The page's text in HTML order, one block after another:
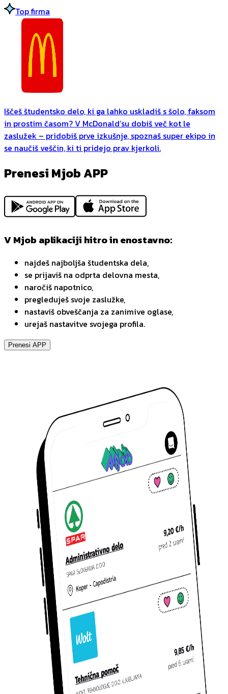
Top firma
Iščeš študentsko delo, ki ga lahko uskladiš s šolo, faksom
in prostim časom? V McDonald’su dobiš več kot le
zaslužek – pridobiš prve izkušnje, spoznaš super ekipo in
se naučiš veščin, ki ti pridejo prav kjerkoli.
Prenesi Mjob APP
V Mjob aplikaciji hitro in enostavno:
najdeš najboljša študentska dela,
se prijaviš na odprta delovna mesta,
naročiš napotnico,
pregleduješ svoje zaslužke,
nastaviš obveščanja za zanimive oglase,
urejaš nastavitve svojega profila.
Prenesi APP